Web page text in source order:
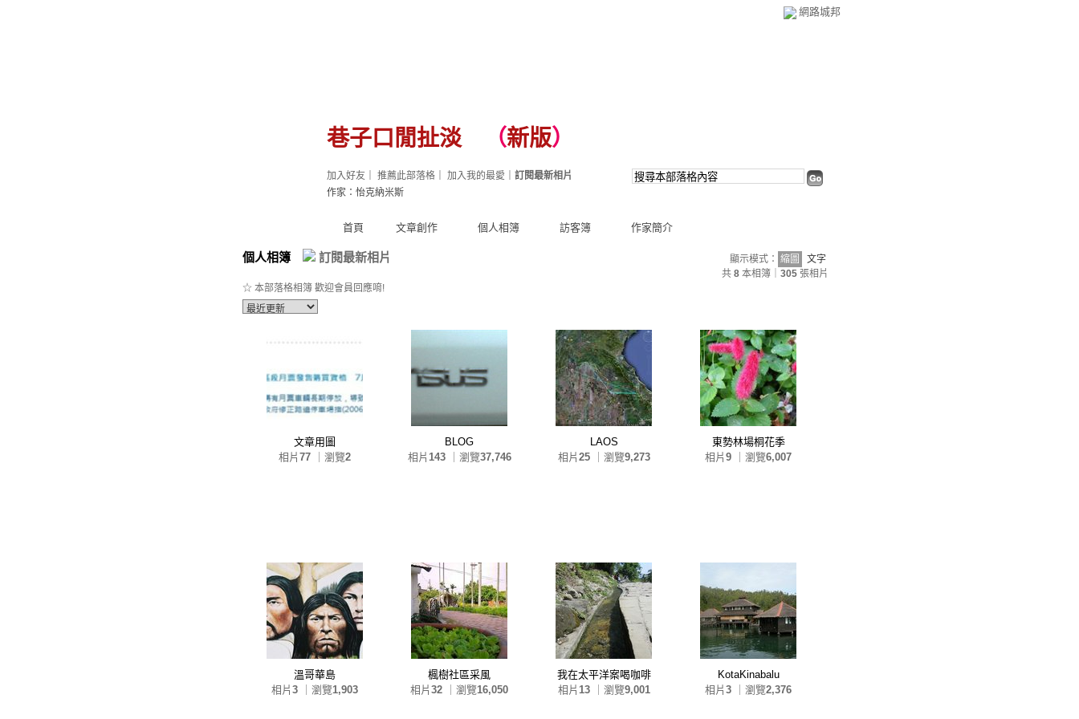
網路城邦
巷子口閒扯淡 （新版）
首頁 文章創作 個人相簿 訪客簿 作家簡介
加入好友 推薦此部落格 加入我的最愛
訂閱最新相片
作家：怡克納米斯
個人相簿 訂閱最新相片 顯示模式： 縮圖
文字
共 8 本相簿｜ 305 張相片
☆ 本部落格相簿 歡迎會員回應唷!
文章用圖
相片 77 ｜瀏覽2
BLOG
相片 143｜瀏覽37,746
LAOS
相片 25｜瀏覽9,273
東勢林場桐花季
相片 9 ｜瀏覽6,007
溫哥華島
相片 3 ｜瀏覽1,903
楓樹社區采風
相片 32 ｜瀏覽16,050
我在太平洋案喝咖啡
相片 13｜瀏覽9,001
KotaKinabalu
相片 3 ｜瀏覽2,376